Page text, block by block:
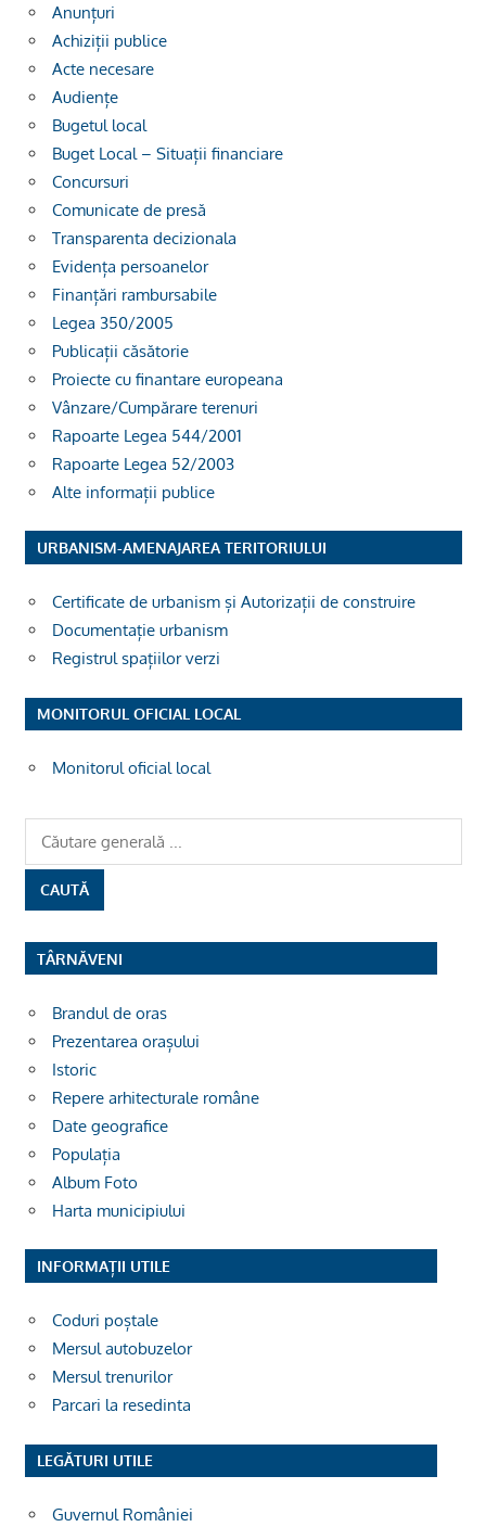
Anunțuri
Achiziții publice
Acte necesare
Audiențe
Bugetul local
Buget Local – Situații financiare
Concursuri
Comunicate de presă
Transparenta decizionala
Evidența persoanelor
Finanțări rambursabile
Legea 350/2005
Publicații căsătorie
Proiecte cu finantare europeana
Vânzare/Cumpărare terenuri
Rapoarte Legea 544/2001
Rapoarte Legea 52/2003
Alte informații publice
URBANISM-AMENAJAREA TERITORIULUI
Certificate de urbanism și Autorizații de construire
Documentație urbanism
Registrul spațiilor verzi
MONITORUL OFICIAL LOCAL
Monitorul oficial local
TÂRNĂVENI
Brandul de oras
Prezentarea orașului
Istoric
Repere arhitecturale române
Date geografice
Populația
Album Foto
Harta municipiului
INFORMAȚII UTILE
Coduri poștale
Mersul autobuzelor
Mersul trenurilor
Parcari la resedinta
LEGĂTURI UTILE
Guvernul României